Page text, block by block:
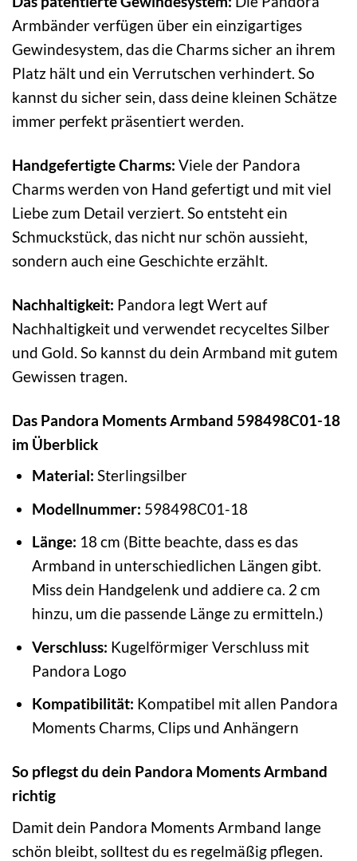
Armbänder verfügen über ein einzigartiges
Gewindesystem, das die Charms sicher an ihrem
Platz hält und ein Verrutschen verhindert. So
kannst du sicher sein, dass deine kleinen Schätze
immer perfekt präsentiert werden.
Handgefertigte Charms: Viele der Pandora
Charms werden von Hand gefertigt und mit viel
Liebe zum Detail verziert. So entsteht ein
Schmuckstück, das nicht nur schön aussieht,
sondern auch eine Geschichte erzählt.
Nachhaltigkeit: Pandora legt Wert auf
Nachhaltigkeit und verwendet recyceltes Silber
und Gold. So kannst du dein Armband mit gutem
Gewissen tragen.
Das Pandora Moments Armband 598498C01-18
im Überblick
Material: Sterlingsilber
Modellnummer: 598498C01-18
Länge: 18 cm (Bitte beachte, dass es das
Armband in unterschiedlichen Längen gibt.
Miss dein Handgelenk und addiere ca. 2 cm
hinzu, um die passende Länge zu ermitteln.)
Verschluss: Kugelförmiger Verschluss mit
Pandora Logo
Kompatibilität: Kompatibel mit allen Pandora
Moments Charms, Clips und Anhängern
So pflegst du dein Pandora Moments Armband
richtig
Damit dein Pandora Moments Armband lange
schön bleibt, solltest du es regelmäßig pflegen.